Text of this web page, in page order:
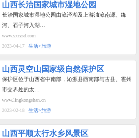
山西长治国家城市湿地公园
长治国家城市湿地公园由漳泽湖及上游浊漳南源、绛
河、石子河入湖…
www.sxczsd.com
2023-04-17
生活>旅游
山西灵空山国家级自然保护区
保护区位于山西省中南部，沁源县西南部与古县、霍州
市交界处的太…
www.lingkongshan.cn
2023-02-18
生活>旅游
山西平顺太行水乡风景区